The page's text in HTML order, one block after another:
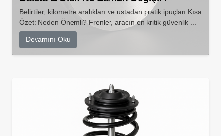
Belirtiler, kilometre aralıkları ve ustadan pratik ipuçları Kısa
Özet: Neden Önemli? Frenler, aracın en kritik güvenlik ...
Devamını Oku